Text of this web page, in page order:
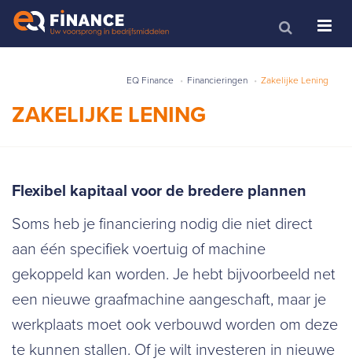
EQ Finance Financieringen Zakelijke Lening
ZAKELIJKE LENING
Flexibel kapitaal voor de bredere plannen
Soms heb je financiering nodig die niet direct
aan één specifiek voertuig of machine
gekoppeld kan worden. Je hebt bijvoorbeeld net
een nieuwe graafmachine aangeschaft, maar je
werkplaats moet ook verbouwd worden om deze
te kunnen stallen. Of je wilt investeren in nieuwe